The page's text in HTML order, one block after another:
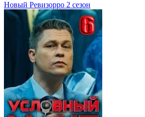
Новый Ревизорро 2 сезон